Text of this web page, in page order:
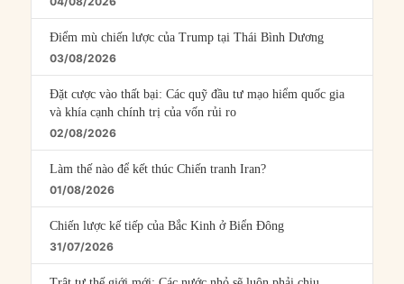
Điểm mù chiến lược của Trump tại Thái Bình Dương
03/08/2026
Đặt cược vào thất bại: Các quỹ đầu tư mạo hiểm quốc gia
và khía cạnh chính trị của vốn rủi ro
02/08/2026
Làm thế nào để kết thúc Chiến tranh Iran?
01/08/2026
Chiến lược kế tiếp của Bắc Kinh ở Biển Đông
31/07/2026